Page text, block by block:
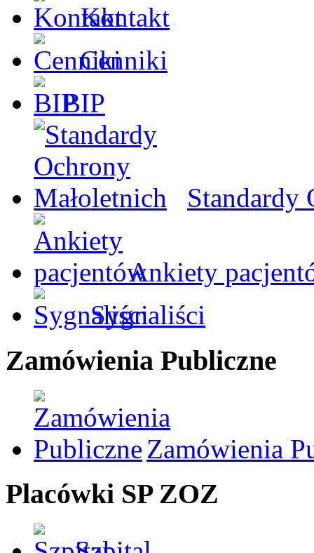
Kontakt
Cenniki
BIP
Standardy
Ankiety
Sygnaliści
Zamówienia Publiczne
Zamówienia
Placówki SP ZOZ